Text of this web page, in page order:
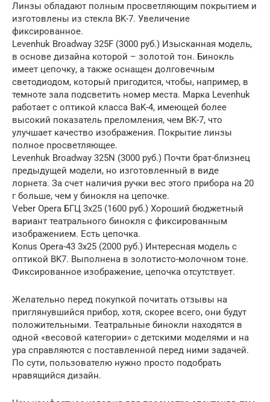
Линзы обладают полным просветляющим покрытием и
изготовлены из стекла BK-7. Увеличение
фиксированное.
Levenhuk Broadway 325F (3000 руб.) Изысканная модель,
в основе дизайна которой – золотой тон. Бинокль
имеет цепочку, а также оснащен долговечным
светодиодом, который пригодится, чтобы, например, в
темноте зала подсветить номер места. Марка Levenhuk
работает с оптикой класса BaK-4, имеющей более
высокий показатель преломления, чем BK-7, что
улучшает качество изображения. Покрытие линзы
полное просветляющее.
Levenhuk Broadway 325N (3000 руб.) Почти брат-близнец
предыдущей модели, но изготовленный в виде
лорнета. За счет наличия ручки вес этого прибора на 20
г больше, чем у бинокля на цепочке.
Veber Opera БГЦ 3х25 (1600 руб.) Хороший бюджетный
вариант театрального бинокля с фиксированным
изображением. Есть цепочка.
Konus Opera-43 3х25 (2000 руб.) Интересная модель с
оптикой BK7. Выполнена в золотисто-молочном тоне.
Фиксированное изображение, цепочка отсутствует.
Желательно перед покупкой почитать отзывы на
приглянувшийся прибор, хотя, скорее всего, они будут
положительными. Театральные бинокли находятся в
одной «весовой категории» с детскими моделями и на
ура справляются с поставленной перед ними задачей.
По сути, пользователю нужно просто подобрать
нравящийся дизайн.